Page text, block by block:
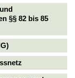
§§ 82 bis 85